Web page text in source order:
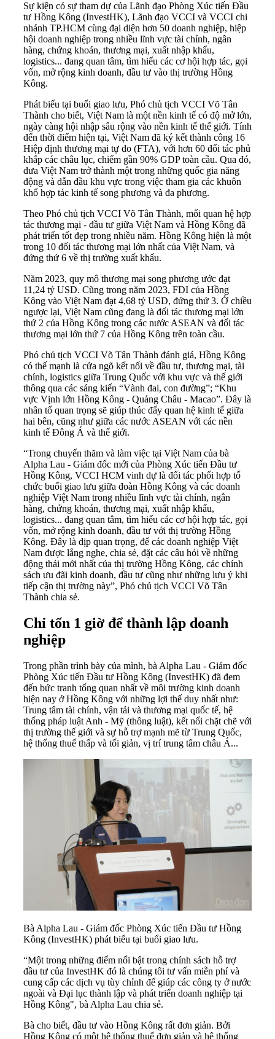
Sự kiện có sự tham dự của Lãnh đạo Phòng Xúc tiến Đầu
tư Hồng Kông (InvestHK), Lãnh đạo VCCI và VCCI chi
nhánh TP.HCM cùng đại diện hơn 50 doanh nghiệp, hiệp
hội doanh nghiệp trong nhiều lĩnh vực tài chính, ngân
hàng, chứng khoán, thương mại, xuất nhập khẩu,
logistics... đang quan tâm, tìm hiểu các cơ hội hợp tác, gọi
vốn, mở rộng kinh doanh, đầu tư vào thị trường Hồng
Kông.
Phát biểu tại buổi giao lưu, Phó chủ tịch VCCI Võ Tân
Thành cho biết, Việt Nam là một nền kinh tế có độ mở lớn,
ngày càng hội nhập sâu rộng vào nền kinh tế thế giới. Tính
đến thời điểm hiện tại, Việt Nam đã ký kết thành công 16
Hiệp định thương mại tự do (FTA), với hơn 60 đối tác phủ
khắp các châu lục, chiếm gần 90% GDP toàn cầu. Qua đó,
đưa Việt Nam trở thành một trong những quốc gia năng
động và dẫn đầu khu vực trong việc tham gia các khuôn
khổ hợp tác kinh tế song phương và đa phương.
Theo Phó chủ tịch VCCI Võ Tân Thành, mối quan hệ hợp
tác thương mại - đầu tư giữa Việt Nam và Hồng Kông đã
phát triển tốt đẹp trong nhiều năm. Hồng Kông hiện là một
trong 10 đối tác thương mại lớn nhất của Việt Nam, và
đứng thứ 6 về thị trường xuất khẩu.
Năm 2023, quy mô thương mại song phương ước đạt
11,24 tỷ USD. Cũng trong năm 2023, FDI của Hồng
Kông vào Việt Nam đạt 4,68 tỷ USD, đứng thứ 3. Ở chiều
ngược lại, Việt Nam cũng đang là đối tác thương mại lớn
thứ 2 của Hồng Kông trong các nước ASEAN và đối tác
thương mại lớn thứ 7 của Hồng Kông trên toàn cầu.
Phó chủ tịch VCCI Võ Tân Thành đánh giá, Hồng Kông
có thế mạnh là cửa ngõ kết nối về đầu tư, thương mại, tài
chính, logistics giữa Trung Quốc với khu vực và thế giới
thông qua các sáng kiến “Vành đai, con đường”; “Khu
vực Vịnh lớn Hồng Kông - Quảng Châu - Macao”. Đây là
nhân tố quan trọng sẽ giúp thúc đẩy quan hệ kinh tế giữa
hai bên, cũng như giữa các nước ASEAN với các nền
kinh tế Đông Á và thế giới.
“Trong chuyến thăm và làm việc tại Việt Nam của bà
Alpha Lau - Giám đốc mới của Phòng Xúc tiến Đầu tư
Hồng Kông, VCCI HCM vinh dự là đối tác phối hợp tổ
chức buổi giao lưu giữa đoàn Hồng Kông và các doanh
nghiệp Việt Nam trong nhiều lĩnh vực tài chính, ngân
hàng, chứng khoán, thương mại, xuất nhập khẩu,
logistics... đang quan tâm, tìm hiểu các cơ hội hợp tác, gọi
vốn, mở rộng kinh doanh, đầu tư với thị trường Hồng
Kông. Đây là dịp quan trọng, để các doanh nghiệp Việt
Nam được lắng nghe, chia sẻ, đặt các câu hỏi về những
động thái mới nhất của thị trường Hồng Kông, các chính
sách ưu đãi kinh doanh, đầu tư cũng như những lưu ý khi
tiếp cận thị trường này”, Phó chủ tịch VCCI Võ Tân
Thành chia sẻ.
Chỉ tốn 1 giờ để thành lập doanh
nghiệp
Trong phần trình bày của mình, bà Alpha Lau - Giám đốc
Phòng Xúc tiến Đầu tư Hồng Kông (InvestHK) đã đem
đến bức tranh tổng quan nhất về môi trường kinh doanh
hiện nay ở Hồng Kông với những lợi thế duy nhất như:
Trung tâm tài chính, vận tải và thương mại quốc tế, hệ
thống pháp luật Anh - Mỹ (thông luật), kết nối chặt chẽ với
thị trường thế giới và sự hỗ trợ mạnh mẽ từ Trung Quốc,
hệ thống thuế thấp và tối giản, vị trí trung tâm châu Á...
Bà Alpha Lau - Giám đốc Phòng Xúc tiến Đầu tư Hồng
Kông (InvestHK) phát biểu tại buổi giao lưu.
“Một trong những điểm nổi bật trong chính sách hỗ trợ
đầu tư của InvestHK đó là chúng tôi tư vấn miễn phí và
cung cấp các dịch vụ tùy chỉnh để giúp các công ty ở nước
ngoài và Đại lục thành lập và phát triển doanh nghiệp tại
Hồng Kông", bà Alpha Lau chia sẻ.
Bà cho biết, đầu tư vào Hồng Kông rất đơn giản. Bởi
Hồng Kông có một hệ thống thuế đơn giản và hệ thống